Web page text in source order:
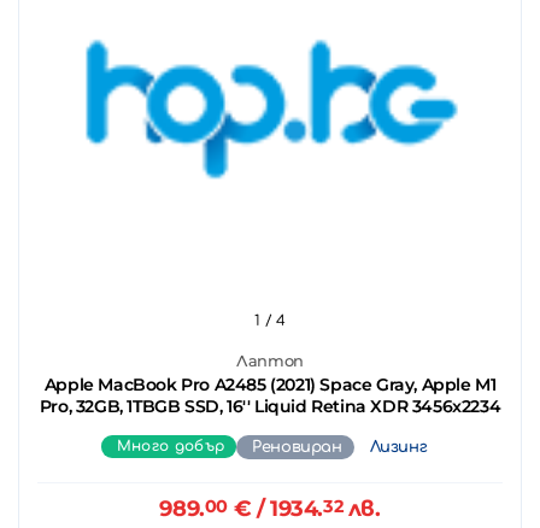
Лаптоп
Apple MacBook Pro A2485 (2021) Space Gray, Apple M1
Pro, 32GB, 1TBGB SSD, 16'' Liquid Retina XDR 3456x2234
1 / 4
Много добър Реновиран Лизинг
989.00€ / 1934.32лв.